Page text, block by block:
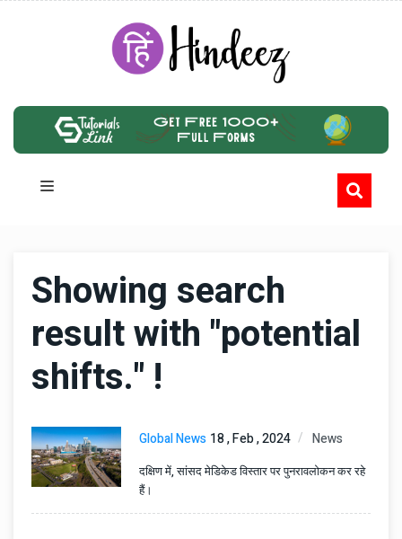
Showing search
result with "potential
shifts." !
Global News 18 , Feb , 2024 News
दक्षिण में, सांसद मेडिकेड विस्तार पर पुनरावलोकन कर रहे
हैं।